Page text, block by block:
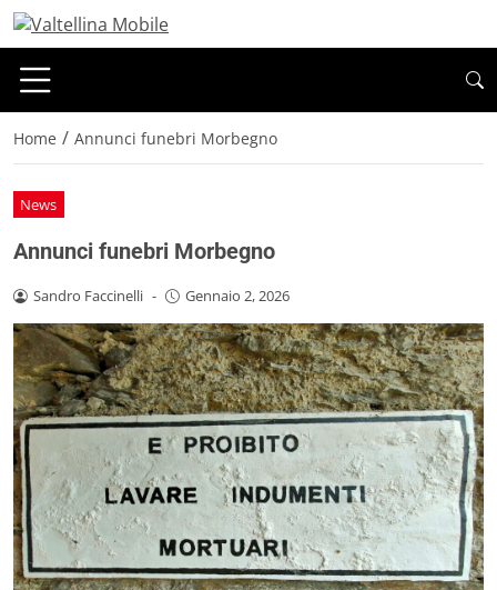
Home / Annunci funebri Morbegno
News
Annunci funebri Morbegno
Sandro Faccinelli - Gennaio 2, 2026